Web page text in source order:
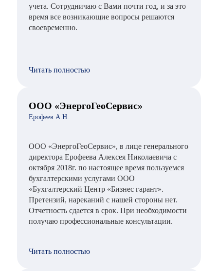
учета. Сотрудничаю с Вами почти год, и за это
время все возникающие вопросы решаются
своевременно.
Читать полностью
ООО «ЭнергоГеоСервис»
Ерофеев А.Н.
ООО «ЭнергоГеоСервис», в лице генерального
директора Ерофеева Алексея Николаевича с
октября 2018г. по настоящее время пользуемся
бухгалтерскими услугами ООО
«Бухгалтерский Центр «Бизнес гарант».
Претензий, нареканий с нашей стороны нет.
Отчетность сдается в срок. При необходимости
получаю профессиональные консультации.
Читать полностью